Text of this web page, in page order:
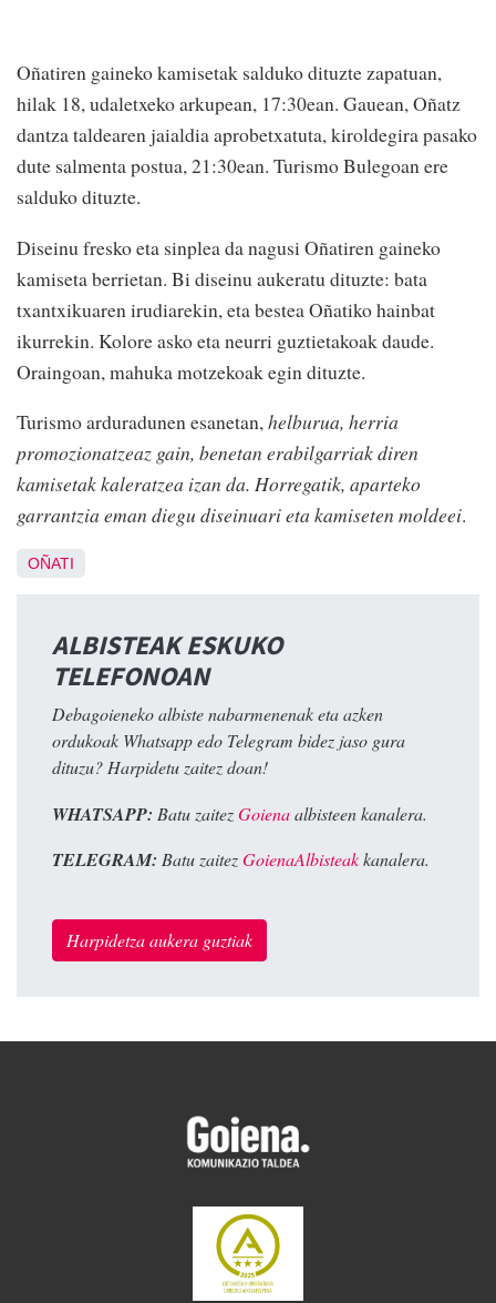
Oñatiren gaineko kamisetak salduko dituzte zapatuan,
hilak 18, udaletxeko arkupean, 17:30ean. Gauean, Oñatz
dantza taldearen jaialdia aprobetxatuta, kiroldegira pasako
dute salmenta postua, 21:30ean. Turismo Bulegoan ere
salduko dituzte.
Diseinu fresko eta sinplea da nagusi Oñatiren gaineko
kamiseta berrietan. Bi diseinu aukeratu dituzte: bata
txantxikuaren irudiarekin, eta bestea Oñatiko hainbat
ikurrekin. Kolore asko eta neurri guztietakoak daude.
Oraingoan, mahuka motzekoak egin dituzte.
Turismo arduradunen esanetan,helburua, herria
promozionatzeaz gain, benetan erabilgarriak diren
kamisetak kaleratzea izan da. Horregatik, aparteko
garrantzia eman diegu diseinuari eta kamiseten moldeei.
OÑATI
ALBISTEAK ESKUKO
TELEFONOAN
Debagoieneko albiste nabarmenenak eta azken
ordukoak Whatsapp edo Telegram bidez jaso gura
dituzu? Harpidetu zaitez doan!
WHATSAPP: Batu zaitezGoienaalbisteen kanalera.
TELEGRAM: Batu zaitezGoienaAlbisteakkanalera.
Harpidetza aukera guztiak